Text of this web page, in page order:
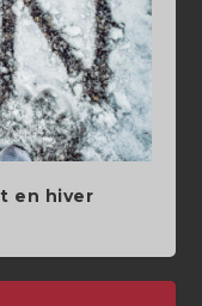
en hiver